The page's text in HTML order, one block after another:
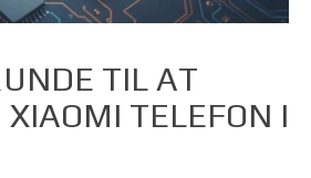
TIL AT
TELEFON I